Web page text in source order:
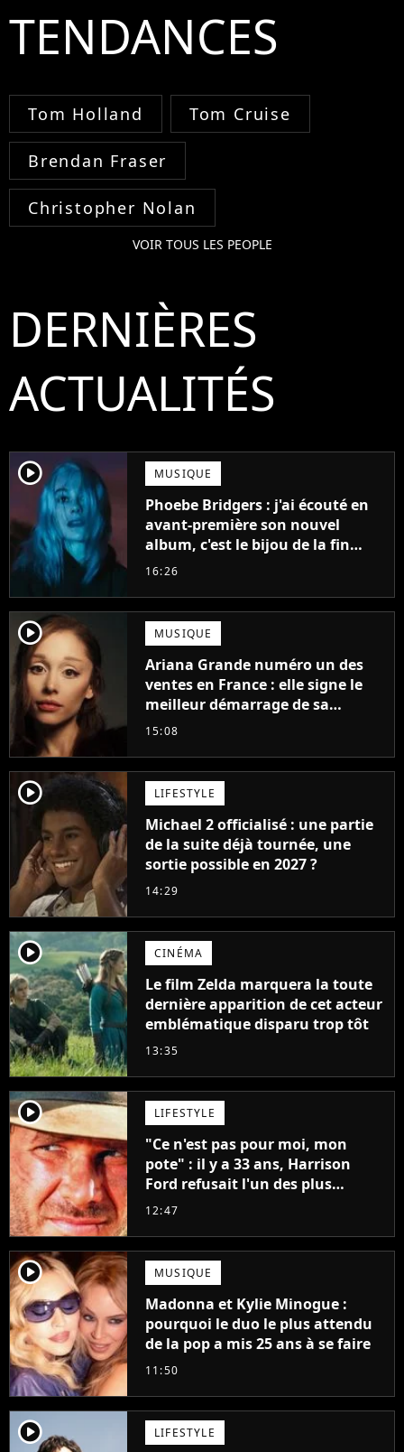
TENDANCES
Tom Holland Tom Cruise
Brendan Fraser
Christopher Nolan
VOIR TOUS LES PEOPLE
DERNIÈRES
ACTUALITÉS
player2 MUSIQUE
Phoebe Bridgers : j'ai écouté en
avant-première son nouvel
album, c'est le bijou de la fin
d'été
16:26
player2 MUSIQUE
Ariana Grande numéro un des
ventes en France : elle signe le
meilleur démarrage de sa
carrière avec son album Petal
15:08
player2 LIFESTYLE
Michael 2 officialisé : une partie
de la suite déjà tournée, une
sortie possible en 2027 ?
14:29
player2 CINÉMA
Le film Zelda marquera la toute
dernière apparition de cet acteur
emblématique disparu trop tôt
13:35
player2 LIFESTYLE
"Ce n'est pas pour moi, mon
pote" : il y a 33 ans, Harrison
Ford refusait l'un des plus
grands succès de tous les temps
12:47
player2 MUSIQUE
Madonna et Kylie Minogue :
pourquoi le duo le plus attendu
de la pop a mis 25 ans à se faire
11:50
player2 LIFESTYLE